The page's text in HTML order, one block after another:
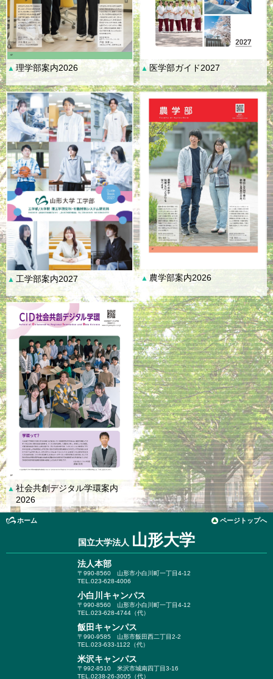
▲理学部案内2026 ▲ 医学部ガイド2027
▲ 工学部案内2027 ▲ 農学部案内2026
▲ 社会共創デジタル学環案内
2026
ホーム ページトップへ
国立大学法人 山形大学
法人本部
〒990-8560 山形市小白川町一丁目4-12
TEL.023-628-4006
小白川キャンパス
〒990-8560 山形市小白川町一丁目4-12
TEL.023-628-4744（代）
飯田キャンパス
〒990-9585 山形市飯田西二丁目2-2
TEL.023-633-1122（代）
米沢キャンパス
〒992-8510 米沢市城南四丁目3-16
TEL.0238-26-3005（代）